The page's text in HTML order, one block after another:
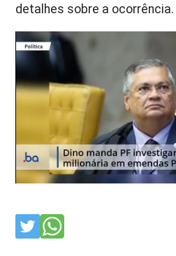
detalhes sobre a ocorrência.